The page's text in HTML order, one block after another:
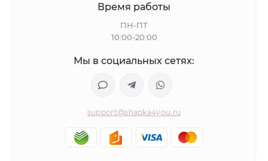
Время работы
ПН-ПТ
10:00-20:00
Мы в социальных сетях:
support@shapka4you.ru